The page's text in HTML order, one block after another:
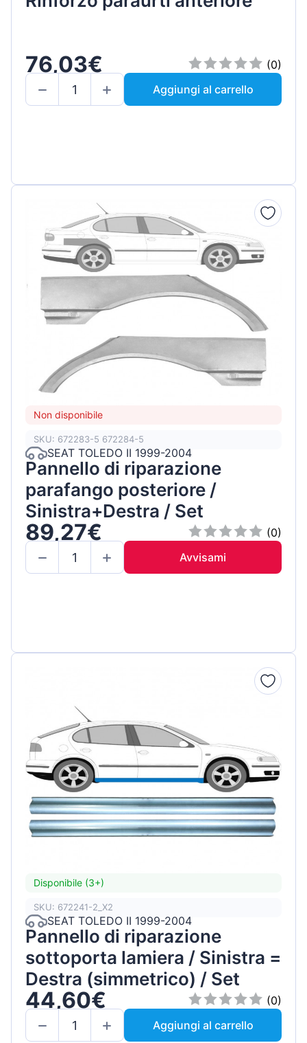
76,03€
(0)
Aggiungi al carrello
Non disponibile
SKU: 672283-5 672284-5
SEAT TOLEDO II 1999-2004
Pannello di riparazione
parafango posteriore /
Sinistra+Destra / Set
89,27€
(0)
Avvisami
Disponibile (3+)
SKU: 672241-2_X2
SEAT TOLEDO II 1999-2004
Pannello di riparazione
sottoporta lamiera / Sinistra =
Destra (simmetrico) / Set
44,60€
(0)
Aggiungi al carrello